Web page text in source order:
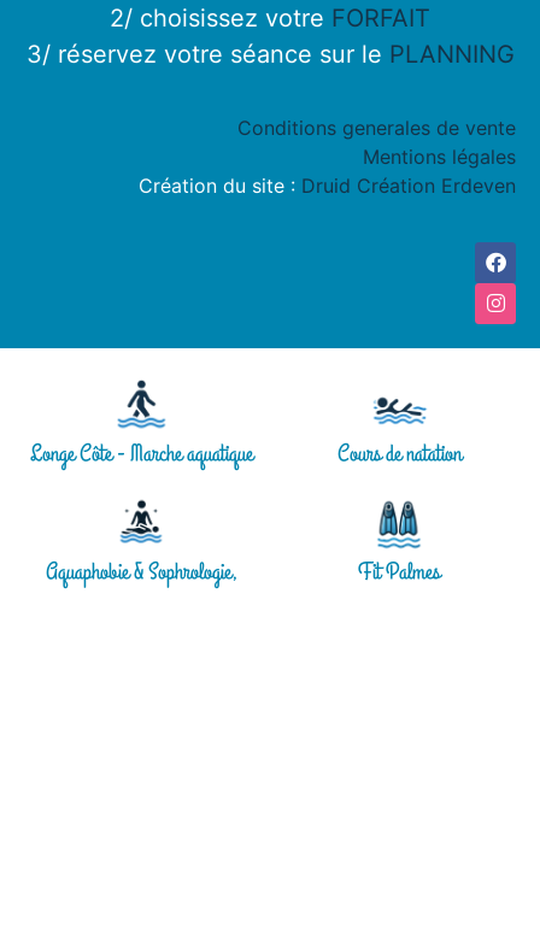
2/ choisissez votre FORFAIT
3/ réservez votre séance sur le PLANNING
Conditions generales de vente
Mentions légales
Création du site : Druid Création Erdeven
Longe Côte - Marche aquatique Cours de natation
Aquaphobie & Sophrologie, Fit Palmes